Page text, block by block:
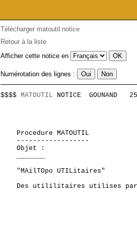
Télécharger matoutil.notice
Retour à la liste
Afficher cette notice en
Numérotation des lignes :
$$$$ MATOUTIL NOTICE
Procedure MATOUTIL
    ------------------
    Objet :
    "MAilTOpo UTILitaires"
Des utililitaires utilises